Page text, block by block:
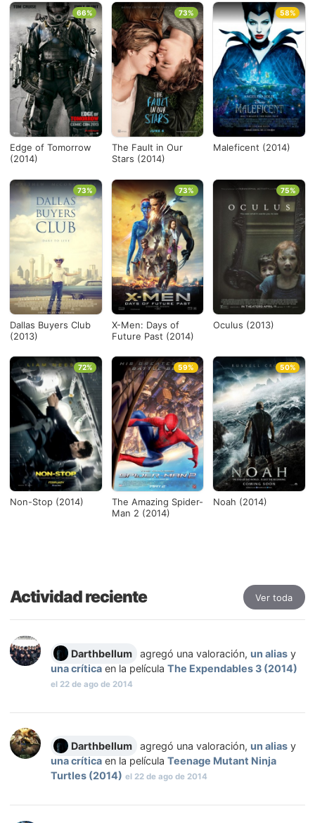
Edge of Tomorrow
(2014)
66%
The Fault in Our
Stars (2014)
73%
Maleficent (2014)
58%
Dallas Buyers Club
(2013)
73%
X-Men: Days of
Future Past (2014)
73%
Oculus (2013)
75%
Non-Stop (2014)
72%
The Amazing Spider-
Man 2 (2014)
59%
Noah (2014)
50%
Actividad reciente Ver toda
Darthbellum agregó una valoración, un aliasy
una críticaen la película The Expendables 3 (2014)
el 22 de ago de 2014
Darthbellum agregó una valoración, un aliasy
una críticaen la película Teenage Mutant Ninja
Turtles (2014) el 22 de ago de 2014